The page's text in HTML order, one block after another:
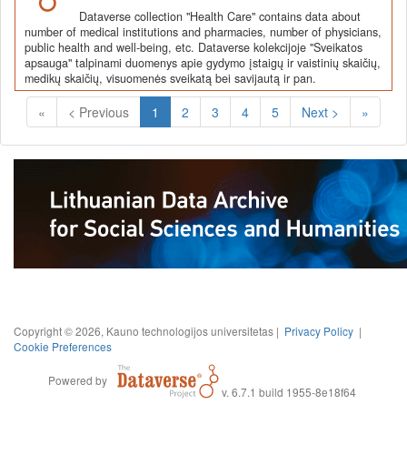
Dataverse collection "Health Care" contains data about
number of medical institutions and pharmacies, number of physicians,
public health and well-being, etc. Dataverse kolekcijoje "Sveikatos
apsauga" talpinami duomenys apie gydymo įstaigų ir vaistinių skaičių,
medikų skaičių, visuomenės sveikatą bei savijautą ir pan.
« < Previous 1 (Current)
2 3 4 5 Next > »
Copyright © 2026, Kauno technologijos universitetas | Privacy Policy |
Cookie Preferences
Powered by
v. 6.7.1 build 1955-8e18f64